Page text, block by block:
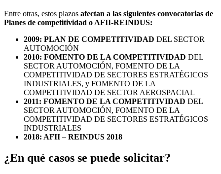
Entre otras, estos plazos afectan a las siguientes convocatorias de
Planes de competitividad o AFII-REINDUS:
2009: PLAN DE COMPETITIVIDAD DEL SECTOR
AUTOMOCIÓN
2010: FOMENTO DE LA COMPETITIVIDAD DEL
SECTOR AUTOMOCIÓN, FOMENTO DE LA
COMPETITIVIDAD DE SECTORES ESTRATÉGICOS
INDUSTRIALES, y FOMENTO DE LA
COMPETITIVIDAD DE SECTOR AEROSPACIAL
2011: FOMENTO DE LA COMPETITIVIDAD DEL
SECTOR AUTOMOCIÓN, FOMENTO DE LA
COMPETITIVIDAD DE SECTORES ESTRATÉGICOS
INDUSTRIALES
2018: AFII – REINDUS 2018
¿En qué casos se puede solicitar?